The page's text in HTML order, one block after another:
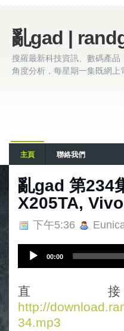
亂gad |
搜羅最新科技資訊、數碼產
角度分析，每星期一集既網上
主頁 聯絡我們
亂gad 第234
X205TA,
下午5:36
i
o
P
l
00:00
直
http://
34.mp3